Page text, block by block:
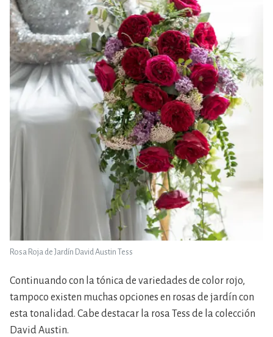
Rosa Roja de Jardín David Austin Tess
Continuando con la tónica de variedades de color rojo,
tampoco existen muchas opciones en rosas de jardín con
esta tonalidad. Cabe destacar la rosa Tess de la colección
David Austin.